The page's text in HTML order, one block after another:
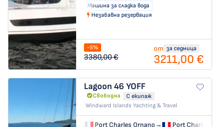
Машина за сладка вода
Незабавна резервация
-5%
3380,00 €
от за седмица
3211,00 €
Lagoon 46 YOFF
Свободна
С екипаж
Windward Islands Yachting & Travel
Port Charles Ornano→ Port Charles